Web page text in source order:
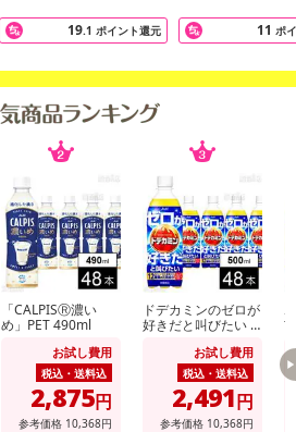
19.1 ポイント還元 11 ポ
「CALPISⓇ濃い
め」PET 490ml
お試し費用
税込・送料込
2,875円
参考価格 10,368円
ドデカミンのゼロが
好きだと叫びたい P
お試し費用
税込・送料込
2,491円
参考価格 10,368円